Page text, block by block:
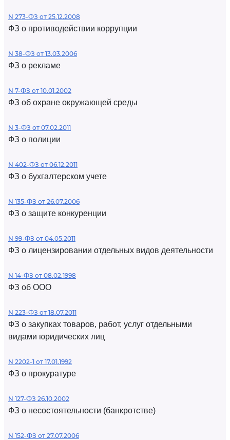
N 273-ФЗ от 25.12.2008
ФЗ о противодействии коррупции
N 38-ФЗ от 13.03.2006
ФЗ о рекламе
N 7-ФЗ от 10.01.2002
ФЗ об охране окружающей среды
N 3-ФЗ от 07.02.2011
ФЗ о полиции
N 402-ФЗ от 06.12.2011
ФЗ о бухгалтерском учете
N 135-ФЗ от 26.07.2006
ФЗ о защите конкуренции
N 99-ФЗ от 04.05.2011
ФЗ о лицензировании отдельных видов деятельности
N 14-ФЗ от 08.02.1998
ФЗ об ООО
N 223-ФЗ от 18.07.2011
ФЗ о закупках товаров, работ, услуг отдельными
видами юридических лиц
N 2202-1 от 17.01.1992
ФЗ о прокуратуре
N 127-ФЗ 26.10.2002
ФЗ о несостоятельности (банкротстве)
N 152-ФЗ от 27.07.2006